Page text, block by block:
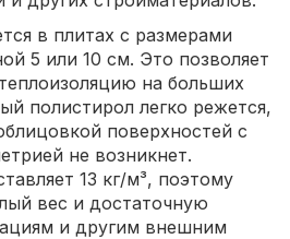
в плитах с размерами
5 или 10 см. Это позволяет
на больших
полистирол легко режется,
поверхностей с
не возникнет.
13 кг/м³, поэтому
вес и достаточную
и другим внешним